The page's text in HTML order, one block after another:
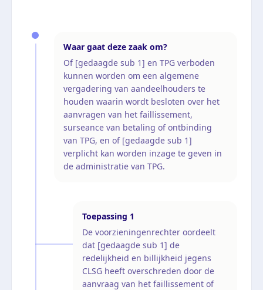
Waar gaat deze zaak om?
Of [gedaagde sub 1] en TPG verboden
kunnen worden om een algemene
vergadering van aandeelhouders te
houden waarin wordt besloten over het
aanvragen van het faillissement,
surseance van betaling of ontbinding
van TPG, en of [gedaagde sub 1]
verplicht kan worden inzage te geven in
de administratie van TPG.
Toepassing 1
De voorzieningenrechter oordeelt
dat [gedaagde sub 1] de
redelijkheid en billijkheid jegens
CLSG heeft overschreden door de
aanvraag van het faillissement of